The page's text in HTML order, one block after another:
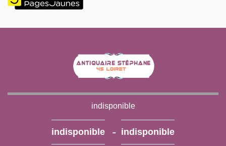
indisponible
indisponible - indisponible